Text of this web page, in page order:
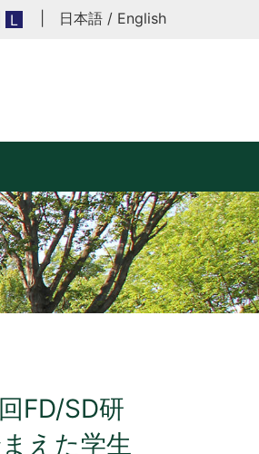
L 日本語 / English
FD/SD研
えた学生